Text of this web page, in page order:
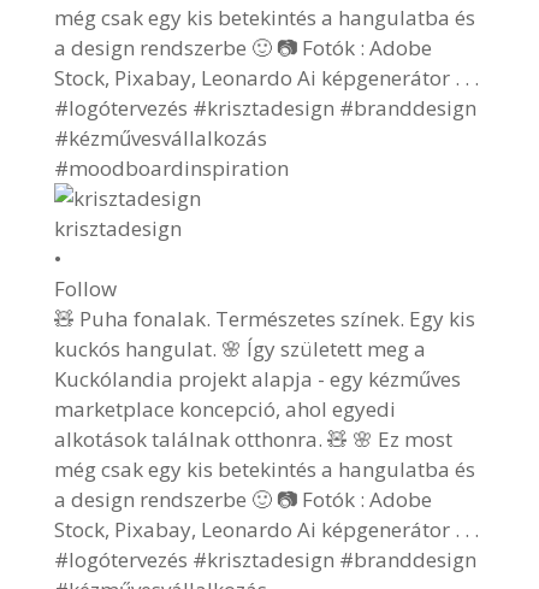
krisztadesign
•
Follow
🧸 Puha fonalak. Természetes színek. Egy kis
kuckós hangulat. 🌸 Így született meg a
Kuckólandia projekt alapja - egy kézműves
marketplace koncepció, ahol egyedi
alkotások találnak otthonra. 🧸 🌸 Ez most
még csak egy kis betekintés a hangulatba és
a design rendszerbe 🙂 📷 Fotók : Adobe
Stock, Pixabay, Leonardo Ai képgenerátor . . .
#logótervezés #krisztadesign #branddesign